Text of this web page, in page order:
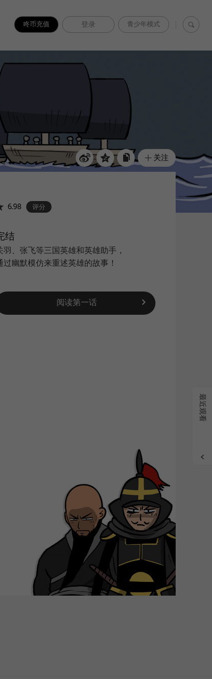
咚币充值 登录 青少年模式
关注
6.98 评分
结
羽、张飞等三国英雄和英雄助手，
过幽默模仿来重述英雄的故事！
阅读第一话
最近观看